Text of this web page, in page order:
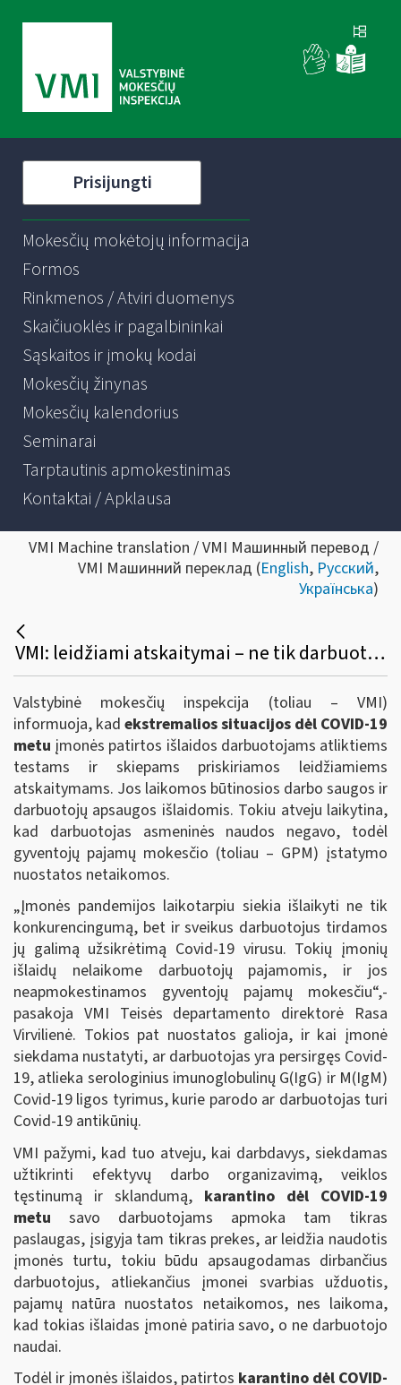
Prisijungti
Mokesčių mokėtojų informacija
Formos
Rinkmenos / Atviri duomenys
Skaičiuoklės ir pagalbininkai
Sąskaitos ir įmokų kodai
Mokesčių žinynas
Mokesčių kalendorius
Seminarai
Tarptautinis apmokestinimas
Kontaktai / Apklausa
VMI Machine translation / VMI Машинный перевод /
VMI Машинний переклад (English, Русский,
Українська)
VMI: leidžiami atskaitymai – ne tik darbuotojų Covid-19 testavimui skiriamos lėšos, bet ir kitos dėl pandemijos patirtos išlaidos
Valstybinė mokesčių inspekcija (toliau – VMI)
informuoja, kad ekstremalios situacijos dėl COVID-19
metu įmonės patirtos išlaidos darbuotojams atliktiems
testams ir skiepams priskiriamos leidžiamiems
atskaitymams. Jos laikomos būtinosios darbo saugos ir
darbuotojų apsaugos išlaidomis. Tokiu atveju laikytina,
kad darbuotojas asmeninės naudos negavo, todėl
gyventojų pajamų mokesčio (toliau – GPM) įstatymo
nuostatos netaikomos.
„Įmonės pandemijos laikotarpiu siekia išlaikyti ne tik
konkurencingumą, bet ir sveikus darbuotojus tirdamos
jų galimą užsikrėtimą Covid-19 virusu. Tokių įmonių
išlaidų nelaikome darbuotojų pajamomis, ir jos
neapmokestinamos gyventojų pajamų mokesčiu“,-
pasakoja VMI Teisės departamento direktorė Rasa
Virvilienė. Tokios pat nuostatos galioja, ir kai įmonė
siekdama nustatyti, ar darbuotojas yra persirgęs Covid-
19, atlieka serologinius imunoglobulinų G(IgG) ir M(IgM)
Covid-19 ligos tyrimus, kurie parodo ar darbuotojas turi
Covid-19 antikūnių.
VMI pažymi, kad tuo atveju, kai darbdavys, siekdamas
užtikrinti efektyvų darbo organizavimą, veiklos
tęstinumą ir sklandumą, karantino dėl COVID-19
metu savo darbuotojams apmoka tam tikras
paslaugas, įsigyja tam tikras prekes, ar leidžia naudotis
įmonės turtu, tokiu būdu apsaugodamas dirbančius
darbuotojus, atliekančius įmonei svarbias užduotis,
pajamų natūra nuostatos netaikomos, nes laikoma,
kad tokias išlaidas įmonė patiria savo, o ne darbuotojo
naudai.
Todėl ir įmonės išlaidos, patirtos karantino dėl COVID-